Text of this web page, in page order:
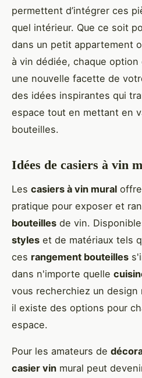
permettent d’intégrer ces
quel intérieur. Que ce soit
dans un petit appartement
à vin dédiée, chaque
une nouvelle facette de
des idées inspirantes qui
espace tout en mettant en
bouteilles.
Idées de casiers à vin
Les casiers à vin mural
pratique pour exposer et
bouteilles de vin.
styles et de matériaux tels
ces rangement bouteilles
dans n'importe quelle
vous recherchiez un design
il existe des options pour
espace.
Pour les amateurs de
casier vin mural peut